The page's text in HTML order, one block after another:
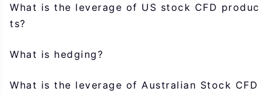
What is the leverage of US stock CFD produc
ts?
What is hedging?
What is the leverage of Australian Stock CFD